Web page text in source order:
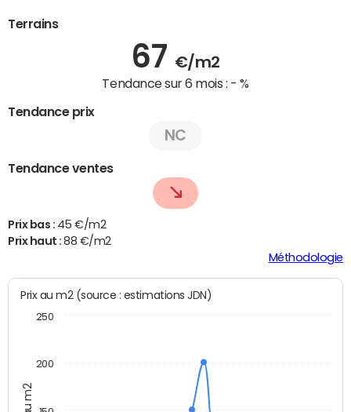
Terrains
67 €/m2
Tendance sur 6 mois : - %
Tendance prix
NC
Tendance ventes
Prix bas : 45 €/m2
Prix haut :88 €/m2
Méthodologie
Prix au m2 (source : estimations JDN)
200
250